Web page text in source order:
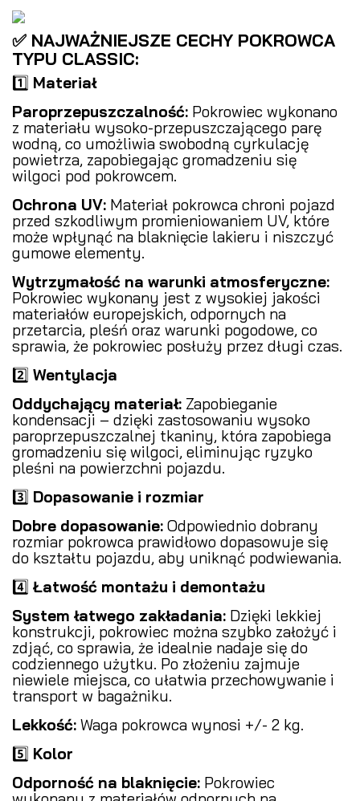
✅ NAJWAŻNIEJSZE CECHY POKROWCA
TYPU CLASSIC:
1️⃣ Materiał
Paroprzepuszczalność: Pokrowiec wykonano
z materiału wysoko-przepuszczającego parę
wodną, co umożliwia swobodną cyrkulację
powietrza, zapobiegając gromadzeniu się
wilgoci pod pokrowcem.
Ochrona UV: Materiał pokrowca chroni pojazd
przed szkodliwym promieniowaniem UV, które
może wpłynąć na blaknięcie lakieru i niszczyć
gumowe elementy.
Wytrzymałość na warunki atmosferyczne:
Pokrowiec wykonany jest z wysokiej jakości
materiałów europejskich, odpornych na
przetarcia, pleśń oraz warunki pogodowe, co
sprawia, że pokrowiec posłuży przez długi czas.
2️⃣ Wentylacja
Oddychający materiał: Zapobieganie
kondensacji – dzięki zastosowaniu wysoko
paroprzepuszczalnej tkaniny, która zapobiega
gromadzeniu się wilgoci, eliminując ryzyko
pleśni na powierzchni pojazdu.
3️⃣ Dopasowanie i rozmiar
Dobre dopasowanie: Odpowiednio dobrany
rozmiar pokrowca prawidłowo dopasowuje się
do kształtu pojazdu, aby uniknąć podwiewania.
4️⃣ Łatwość montażu i demontażu
System łatwego zakładania: Dzięki lekkiej
konstrukcji, pokrowiec można szybko założyć i
zdjąć, co sprawia, że idealnie nadaje się do
codziennego użytku. Po złożeniu zajmuje
niewiele miejsca, co ułatwia przechowywanie i
transport w bagażniku.
Lekkość: Waga pokrowca wynosi +/- 2 kg.
5️⃣ Kolor
Odporność na blaknięcie: Pokrowiec